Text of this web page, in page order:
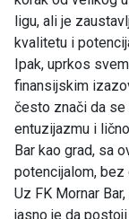
ligu, ali je
kvalitetu i
Ipak, uprkos
finansijskim
često znači da se
entuzijazmu i
Bar kao grad, sa
potencijalom,
Uz FK Mornar
jasno je da